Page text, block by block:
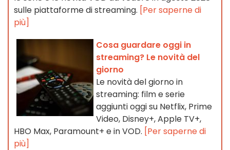
sulle piattaforme di streaming. [Per saperne di
più]
Cosa guardare oggi in
streaming? Le novità del
giorno
Le novità del giorno in
streaming: film e serie
aggiunti oggi su Netflix, Prime
Video, Disney+, Apple TV+,
HBO Max, Paramount+ e in VOD. [Per saperne di
più]